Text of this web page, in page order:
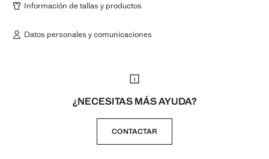
Información de tallas y productos
Datos personales y comunicaciones
¿NECESITAS MÁS AYUDA?
CONTACTAR